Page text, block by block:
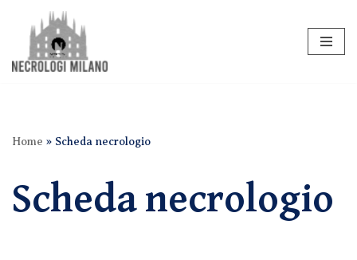
Vai
al
Home » Scheda necrologio
Scheda necrologio